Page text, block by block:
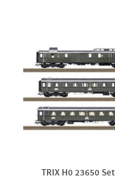
TRIX H0 23650